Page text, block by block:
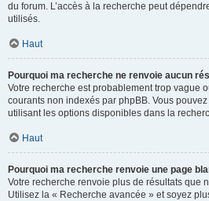
du forum. L’accès à la recherche peut
utilisés.
Haut
Pourquoi ma recherche ne renvoie aucun
Votre recherche est probablement trop vague
courants non indexés par phpBB. Vous
utilisant les options disponibles dans la
Haut
Pourquoi ma recherche renvoie une page
Votre recherche renvoie plus de résultats que
Utilisez la « Recherche avancée » et soyez